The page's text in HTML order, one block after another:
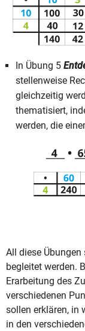
In Übung 5
stellenweise
gleichzeitig
thematisiert,
werden, die
All diese
begleitet werden.
Erarbeitung des
verschiedenen
sollen erklären, in
in den